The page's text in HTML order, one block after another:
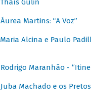
Thaís Gulin
Áurea Martins: “A Voz”
Maria Alcina e Paulo
Rodrigo Maranhão -
Juba Machado e os